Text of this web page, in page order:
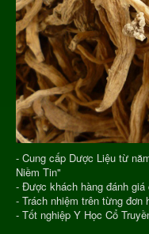
- Cung cấp Dược Liệu từ
Niềm Tin"
- Được khách hàng đánh
- Trách nhiệm trên từng đơn
- Tốt nghiệp Y Học Cổ